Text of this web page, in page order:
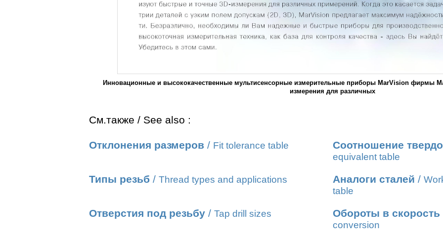
Инновационные и высококачественные мультисенсорные измерительные приборы MarVision фирмы
измерения для различных
См.также / See also :
Отклонения размеров / Fit tolerance table Соотношение
equivalent table
Типы резьб / Thread types and applications Аналоги сталей /
table
Отверстия под резьбу / Tap drill sizes Обороты в скорость
conversion